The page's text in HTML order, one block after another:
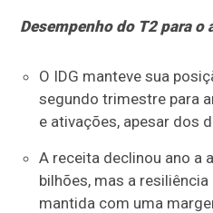
Desempenho do T2 para
O IDG manteve sua
segundo trimestre para
e ativações, apesar dos
A receita declinou ano a
bilhões, mas a
mantida com uma